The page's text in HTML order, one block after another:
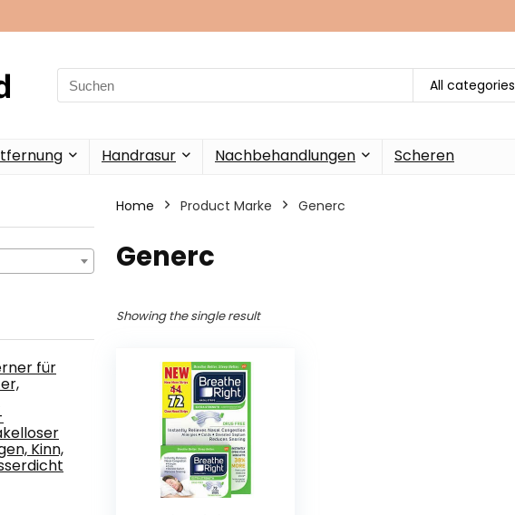
Search
for:
All categories
Handrasur Nachbehandlungen Scheren
für
Kinn,
Home Product Marke ‎Generc
‎Generc
Showing the single result